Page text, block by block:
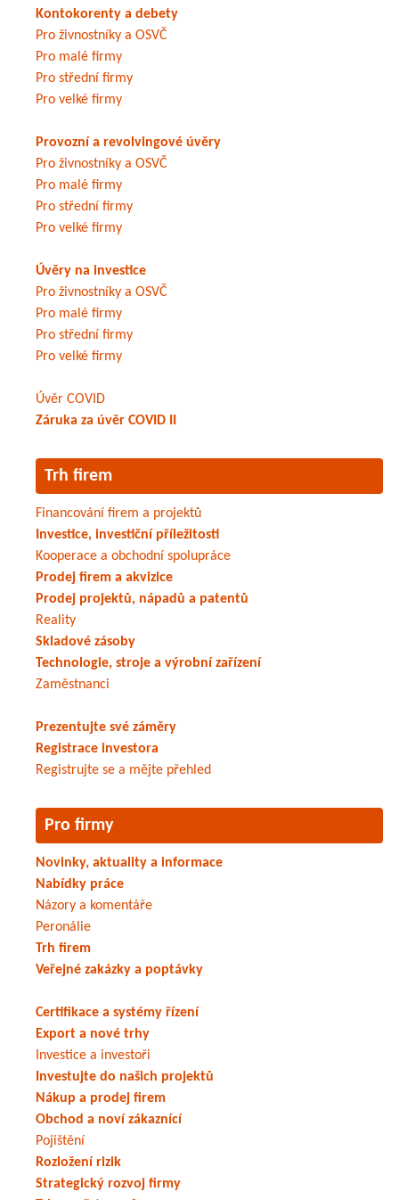
Kontokorenty a debety
Pro živnostníky a OSVČ
Pro malé firmy
Pro střední firmy
Pro velké firmy
Provozní a revolvingové úvěry
Pro živnostníky a OSVČ
Pro malé firmy
Pro střední firmy
Pro velké firmy
Úvěry na investice
Pro živnostníky a OSVČ
Pro malé firmy
Pro střední firmy
Pro velké firmy
Úvěr COVID
Záruka za úvěr COVID II
Trh firem
Financování firem a projektů
Investice, investiční příležitosti
Kooperace a obchodní spolupráce
Prodej firem a akvizice
Prodej projektů, nápadů a patentů
Reality
Skladové zásoby
Technologie, stroje a výrobní zařízení
Zaměstnanci
Prezentujte své záměry
Registrace investora
Registrujte se a mějte přehled
Pro firmy
Novinky, aktuality a informace
Nabídky práce
Názory a komentáře
Peronálie
Trh firem
Veřejné zakázky a poptávky
Certifikace a systémy řízení
Export a nové trhy
Investice a investoři
Investujte do našich projektů
Nákup a prodej firem
Obchod a noví zákaznící
Pojištění
Rozložení rizik
Strategický rozvoj firmy